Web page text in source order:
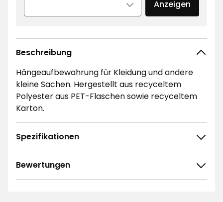
Anzeigen
Beschreibung
Hängeaufbewahrung für Kleidung und andere
kleine Sachen. Hergestellt aus recyceltem
Polyester aus PET-Flaschen sowie recyceltem
Karton.
Spezifikationen
Bewertungen
4.7